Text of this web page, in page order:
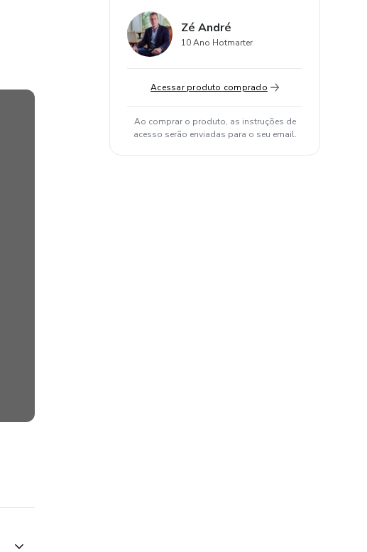
Zé André
10 Ano Hotmarter
Acessar produto comprado
Ao comprar o produto, as instruções de
acesso serão enviadas para o seu email.